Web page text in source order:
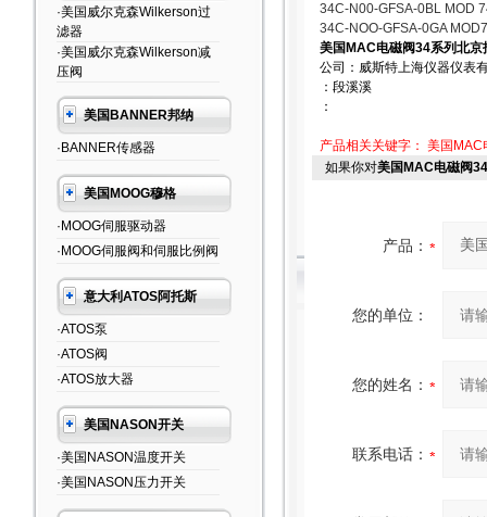
·美国威尔克森Wilkerson过
滤器
·美国威尔克森Wilkerson减
压阀
美国BANNER邦纳
·BANNER传感器
美国MOOG穆格
·MOOG伺服驱动器
·MOOG伺服阀和伺服比例阀
意大利ATOS阿托斯
·ATOS泵
·ATOS阀
·ATOS放大器
美国NASON开关
·美国NASON温度开关
·美国NASON压力开关
34C-N00-GFSA-0BL MOD
34C-NOO-GFSA-0GA
美国MAC电磁阀34系列北京
公司：威斯特上海仪器仪表
：段溪溪
：
产品相关关键字： 美国MAC
如果你对美国MAC电磁阀
产品：
您的单位：
您的姓名：
联系电话：